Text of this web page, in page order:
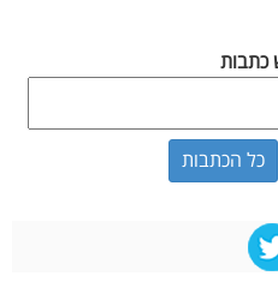
כתבות
כל הכתבות